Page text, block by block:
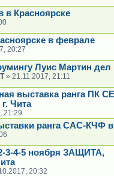
в Красноярске
в феврале
20:27
Луис Мартин дел
» 21.11.2017, 21:11
выставка ранга ПК
Чита
21:29
ранга САС-КЧФ
3-4-5 ноября ЗАЩИТА,
20:32